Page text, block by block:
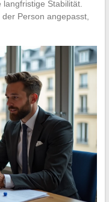
Stabilität.
Person angepasst,